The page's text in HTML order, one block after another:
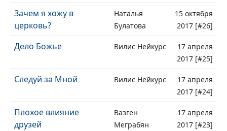
Зачем я хожу в
церковь?
Наталья
Булатова
15 октября
2017 [#26]
Дело Божье Вилис Нейкурс
17 апреля
2017 [#25]
Следуй за Мной Вилис Нейкурс
17 апреля
2017 [#24]
Плохое влияние
друзей
Вазген
Меграбян
17 апреля
2017 [#23]